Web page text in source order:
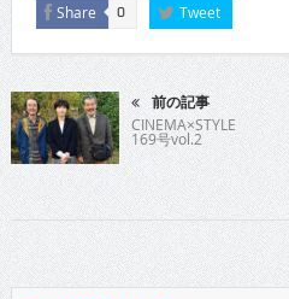
Share 0 Tweet
前の記事
CINEMA×STYLE
169号vol.2